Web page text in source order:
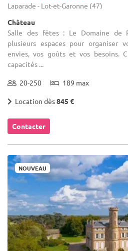
Laparade - Lot-et-Garonne (47)
Château
Salle des fêtes : Le Domaine de
plusieurs espaces pour organiser
envies, vos goûts et vos besoins.
capacités ...
20-250 189 max
Location dès845 €
Contacter
NOUVEAU